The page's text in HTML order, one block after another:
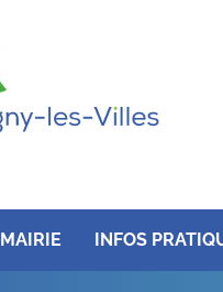
MAIRIE INFOS